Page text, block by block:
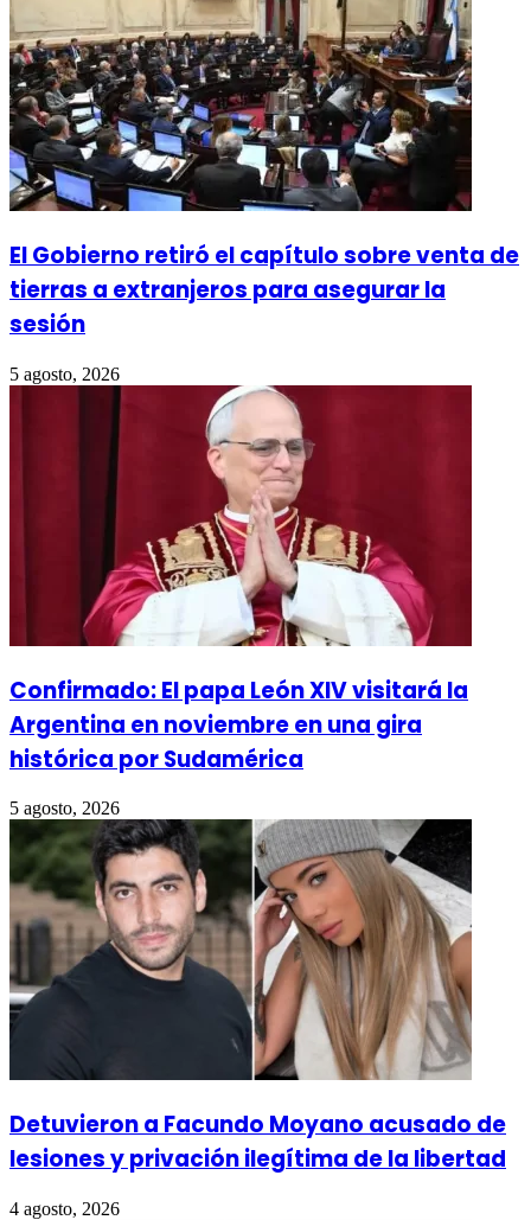
El Gobierno retiró el capítulo sobre venta de
tierras a extranjeros para asegurar la
sesión
5 agosto, 2026
Confirmado: El papa León XIV visitará la
Argentina en noviembre en una gira
histórica por Sudamérica
5 agosto, 2026
Detuvieron a Facundo Moyano acusado de
lesiones y privación ilegítima de la libertad
4 agosto, 2026